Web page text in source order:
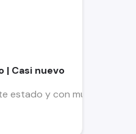
| Casi nuevo
estado y con muy poco